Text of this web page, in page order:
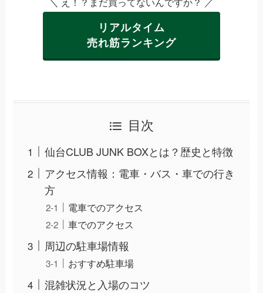
リアルタイム
売れ筋ランキング
目次
仙台CLUB JUNK BOXとは？歴史と特徴
アクセス情報：電車・バス・車での行き
方
電車でのアクセス
車でのアクセス
周辺の駐車場情報
おすすめ駐車場
混雑状況と入場のコツ